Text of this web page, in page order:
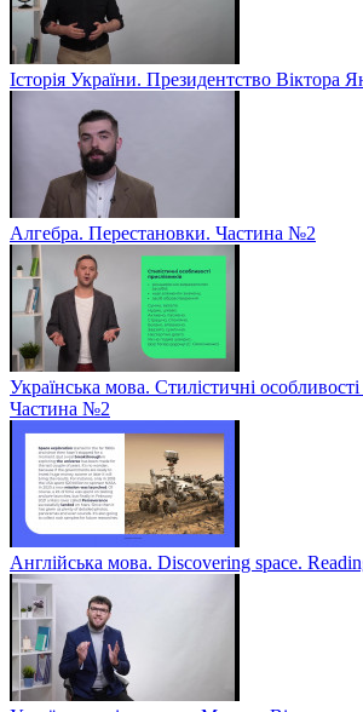
Історія України. Президентство Віктора
Алгебра. Перестановки. Частина №2
Українська мова. Стилістичні
Частина №2
Англійська мова. Discovering space.